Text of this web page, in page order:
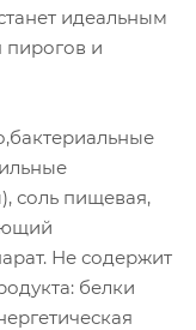
идеальным
пирогов и
соль пищевая,
Не содержит
белки